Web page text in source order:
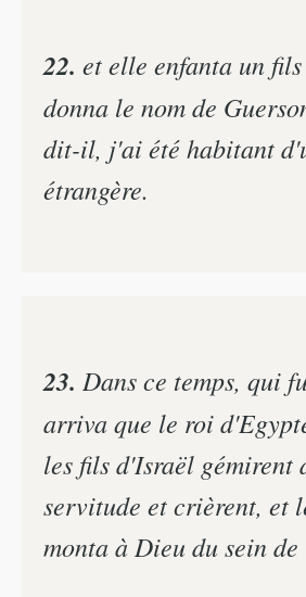
22. et elle enfanta un
donna le nom de
dit-il, j'ai été habitant
étrangère.
23. Dans ce temps, qui
arriva que le roi
les fils d'Israël gémirent
servitude et crièrent, et
monta à Dieu du sein